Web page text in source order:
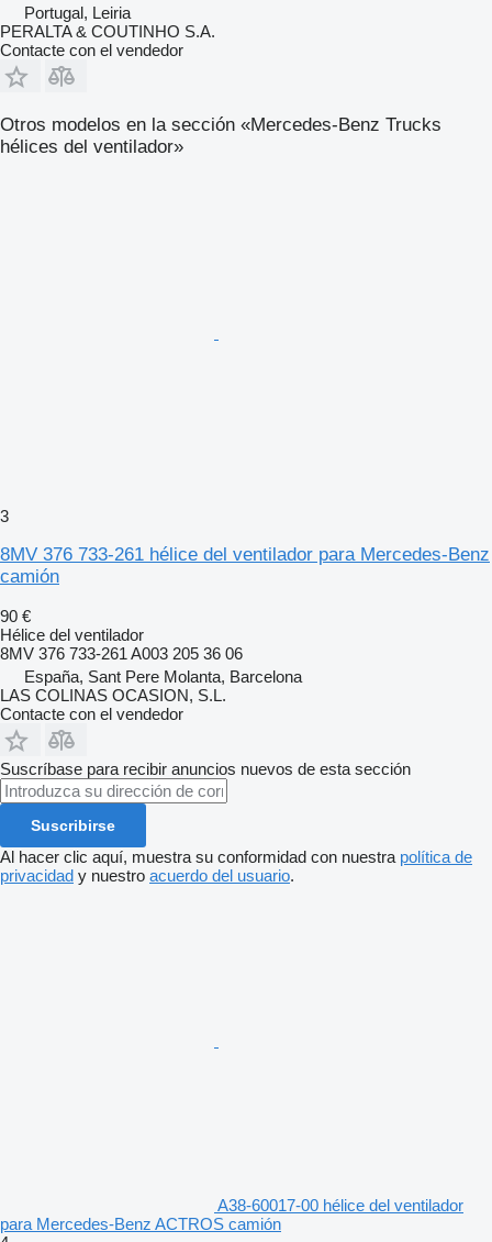
Portugal, Leiria
PERALTA & COUTINHO S.A.
Contacte con el vendedor
Otros modelos en la sección «Mercedes-Benz Trucks
hélices del ventilador»
3
8MV 376 733-261 hélice del ventilador para Mercedes-Benz
camión
90 €
Hélice del ventilador
8MV 376 733-261 A003 205 36 06
España, Sant Pere Molanta, Barcelona
LAS COLINAS OCASION, S.L.
Contacte con el vendedor
Suscríbase para recibir anuncios nuevos de esta sección
Suscribirse
Al hacer clic aquí, muestra su conformidad con nuestra política de
privacidad y nuestro acuerdo del usuario.
A38-60017-00 hélice del ventilador
para Mercedes-Benz ACTROS camión